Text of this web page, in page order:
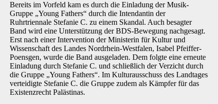
Bereits im Vorfeld kam es durch die Einladung der Musik-
Gruppe „Young Fathers“ durch die Intendantin der
Ruhrtriennale Stefanie C. zu einem Skandal. Auch besagter
Band wird eine Unterstützung der BDS-Bewegung nachgesagt.
Erst nach einer Intervention der Ministerin für Kultur und
Wissenschaft des Landes Nordrhein-Westfalen, Isabel Pfeiffer-
Poensgen, wurde die Band ausgeladen. Dem folgte eine erneute
Einladung durch Stefanie C. und schließlich der Verzicht durch
die Gruppe „Young Fathers“. Im Kulturausschuss des Landtages
verteidigte Stefanie C. die Gruppe zudem als Kämpfer für das
Existenzrecht Palästinas.